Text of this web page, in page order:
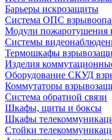
Барьеры искрозащиты
Система ОПС
Модули пожаротушения
Системы
Термошкафы
Изделия
Оборудование СКУД
Коммутаторы
Система обратной связи
Шкафы, щиты и боксы
Шкафы
Стойки